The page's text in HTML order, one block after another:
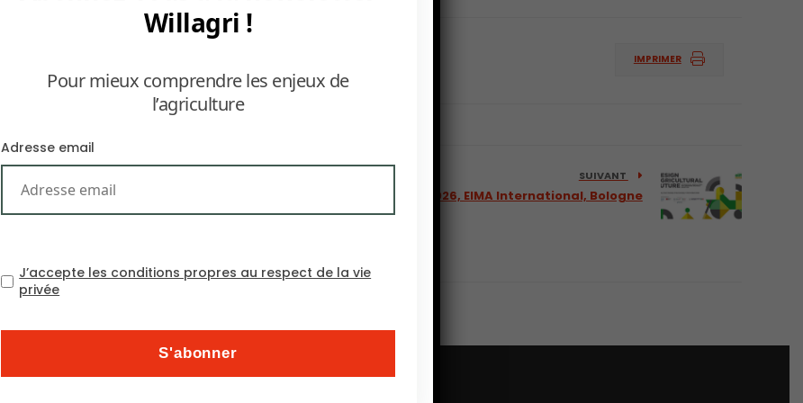
IMPRIMER
SUIVANT
10–14 nov. 2026, EIMA International, Bologne
Willagri !
Pour mieux comprendre les enjeux de
l’agriculture
Adresse email
J’accepte les conditions propres au respect de la vie
privée